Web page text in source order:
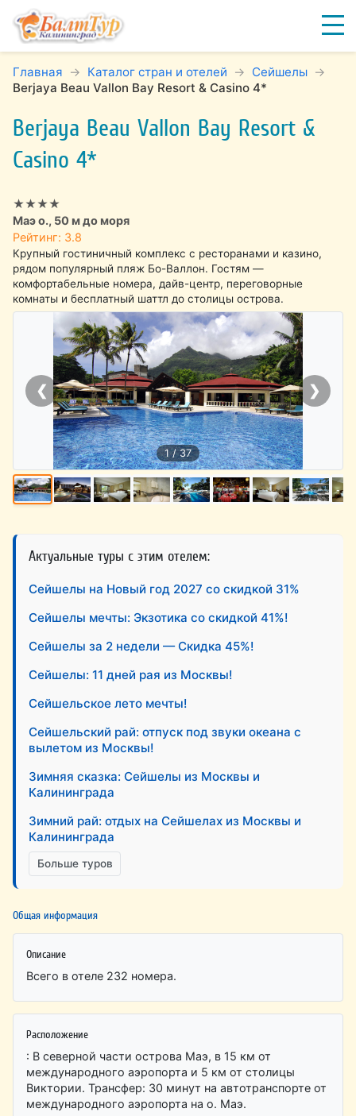
Главная Каталог стран и отелей
Сейшелы
Berjaya Beau Vallon Bay Resort & Casino 4*
Berjaya Beau Vallon Bay Resort &
Casino 4*
★★★★
Маэ о., 50 м до моря
Рейтинг: 3.8
Крупный гостиничный комплекс с ресторанами и казино,
рядом популярный пляж Бо-Валлон. Гостям —
комфортабельные номера, дайв-центр, переговорные
комнаты и бесплатный шаттл до столицы острова.
❮ ❯
1 / 37
Актуальные туры с этим отелем:
Сейшелы на Новый год 2027 со скидкой 31%
Сейшелы мечты: Экзотика со скидкой 41%!
Сейшелы за 2 недели — Скидка 45%!
Сейшелы: 11 дней рая из Москвы!
Сейшельское лето мечты!
Сейшельский рай: отпуск под звуки океана с
вылетом из Москвы!
Зимняя сказка: Сейшелы из Москвы и
Калининграда
Зимний рай: отдых на Сейшелах из Москвы и
Калининграда
Больше туров
Общая информация
Описание
Всего в отеле 232 номера.
Расположение
: В северной части острова Маэ, в 15 км от
международного аэропорта и 5 км от столицы
Виктории. Трансфер: 30 минут на автотранспорте от
международного аэропорта на о. Маэ.